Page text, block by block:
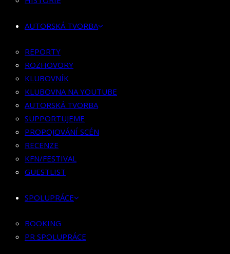
KLUBOVNA NA YOUTUBE
SUPPORTUJEME
PROPOJOVÁNÍ SCÉN
RECENZE
KFN/FESTIVAL
GUESTLIST
SPOLUPRÁCE
BOOKING
PR SPOLUPRÁCE
MERCH
AUTORSKÁ TVORBA
REPORTY
ROZHOVORY
KLUBOVNÍK
KLUBOVNA NA YOUTUBE
AUTORSKÁ TVORBA
SUPPORTUJEME
PROPOJOVÁNÍ SCÉN
RECENZE
KFN/FESTIVAL
GUESTLIST
SPOLUPRÁCE
BOOKING
PR SPOLUPRÁCE